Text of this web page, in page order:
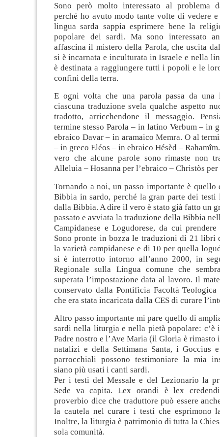
Sono però molto interessato al problema
perché ho avuto modo tante volte di vedere
lingua sarda sappia esprimere bene la
popolare dei sardi. Ma sono interessato
affascina il mistero della Parola, che uscita
si è incarnata e inculturata in Israele e nella
è destinata a raggiungere tutti i popoli e le
confini della terra.
E ogni volta che una parola passa da una
ciascuna traduzione svela qualche aspetto
tradotto, arricchendone il messaggio.
termine stesso Parola – in latino Verbum – in
ebraico Davar – in aramaico Memra. O al
– in greco Eléos – in ebraico Hésèd –
vero che alcune parole sono rimaste non
Alleluia – Hosanna per l’ebraico – Christòs
Tornando a noi, un passo importante è
Bibbia in sardo, perché la gran parte dei
dalla Bibbia. A dire il vero è stato già fatto un
passato e avviata la traduzione della Bibbia
Campidanese e Logudorese, da cui
Sono pronte in bozza le traduzioni di 21 libri
la varietà campidanese e di 10 per quella
si è interrotto intorno all’anno 2000, in
Regionale sulla Lingua comune che
superata l’impostazione data al lavoro. Il
conservato dalla Pontificia Facoltà Teologica
che era stata incaricata dalla CES di curare
Altro passo importante mi pare quello di
sardi nella liturgia e nella pietà popolare: c’è
Padre nostro e l’Ave Maria (il Gloria è
natalizi e della Settimana Santa, i Goccius
parrocchiali possono testimoniare la mia
siano più usati i canti sardi.
Per i testi del Messale e del Lezionario la
Sede va capita. Lex orandi è lex
proverbio dice che traduttore può essere
la cautela nel curare i testi che esprimono
Inoltre, la liturgia è patrimonio di tutta la
sola comunità.